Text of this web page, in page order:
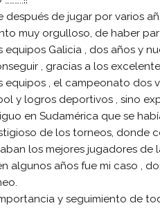
después de jugar por varios
muy orgulloso, de haber
Galicia , dos años y
, gracias a los
equipos , el campeonato dos
y logros deportivos , sino
en Sudamérica que se
de los torneos, donde
los mejores jugadores de
algunos años fue mi caso ,
y seguimiento de